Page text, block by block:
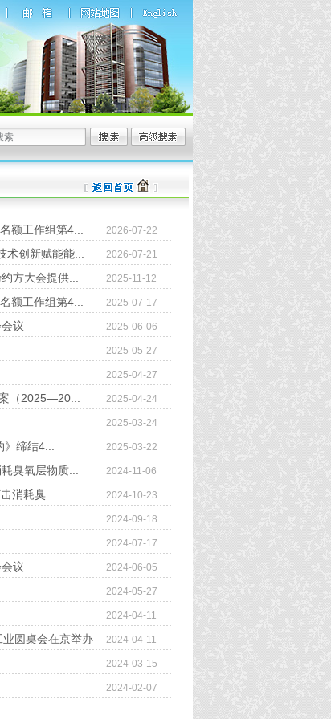
额工作组第4... 2026-07-22
创新赋能能... 2026-07-21
方大会提供... 2025-11-12
额工作组第4... 2025-07-17
议 2025-06-06
2025-05-27
2025-04-27
（2025—20... 2025-04-24
2025-03-24
缔结4... 2025-03-22
臭氧层物质... 2024-11-06
消耗臭... 2024-10-23
2024-09-18
2024-07-17
议 2024-06-05
2024-05-27
2024-04-11
圆桌会在京举办 2024-04-11
2024-03-15
2024-02-07